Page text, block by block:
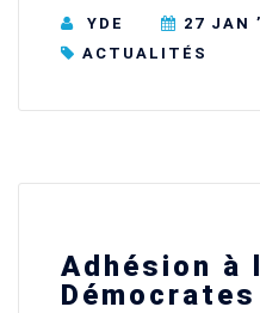
YDE
27 JAN
ACTUALITÉS
Adhésion à